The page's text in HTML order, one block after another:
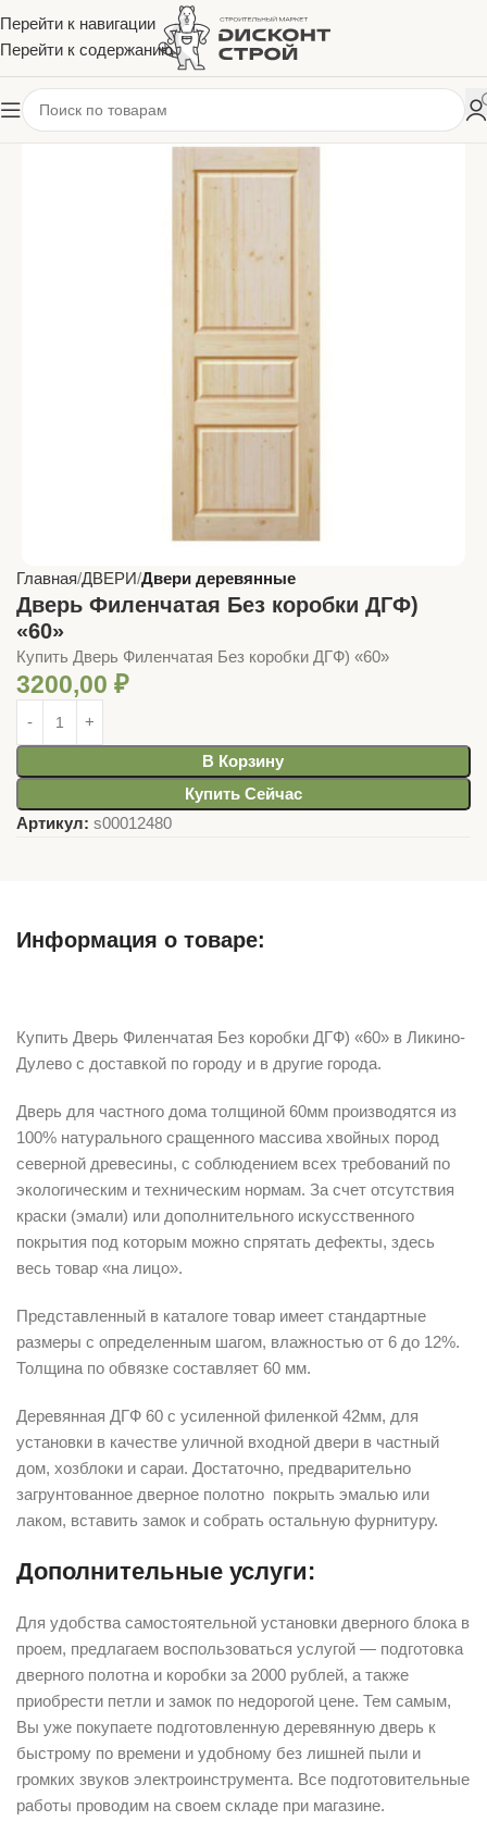
Перейти к навигации
Перейти к содержанию
Главная ДВЕРИ Двери деревянные
Дверь Филенчатая Без коробки ДГФ)
«60»
Купить Дверь Филенчатая Без коробки ДГФ) «60»
3200,00 ₽
В Корзину
Купить Сейчас
Артикул: s00012480
Информация о товаре:
Купить Дверь Филенчатая Без коробки ДГФ) «60» в Ликино-
Дулево с доставкой по городу и в другие города.
Дверь для частного дома толщиной 60мм производятся из
100% натурального сращенного массива хвойных пород
северной древесины, с соблюдением всех требований по
экологическим и техническим нормам. За счет отсутствия
краски (эмали) или дополнительного искусственного
покрытия под которым можно спрятать дефекты, здесь
весь товар «на лицо».
Представленный в каталоге товар имеет стандартные
размеры с определенным шагом, влажностью от 6 до 12%.
Толщина по обвязке составляет 60 мм.
Деревянная ДГФ 60 с усиленной филенкой 42мм, для
установки в качестве уличной входной двери в частный
дом, хозблоки и сараи. Достаточно, предварительно
загрунтованное дверное полотно покрыть эмалью или
лаком, вставить замок и собрать остальную фурнитуру.
Дополнительные услуги:
Для удобства самостоятельной установки дверного блока в
проем, предлагаем воспользоваться услугой — подготовка
дверного полотна и коробки за 2000 рублей, а также
приобрести петли и замок по недорогой цене. Тем самым,
Вы уже покупаете подготовленную деревянную дверь к
быстрому по времени и удобному без лишней пыли и
громких звуков электроинструмента. Все подготовительные
работы проводим на своем складе при магазине.